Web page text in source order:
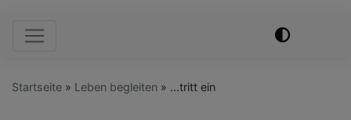
Hauptnavigation
Startseite Leben begleiten ...tritt ein